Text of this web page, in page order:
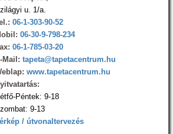
u. 1/a.
06-1-303-90-52
06-30-9-798-234
06-1-785-03-20
Mail: tapeta@tapetacentrum.hu
www.tapetacentrum.hu
Péntek: 9-18
9-13
/ útvonaltervezés